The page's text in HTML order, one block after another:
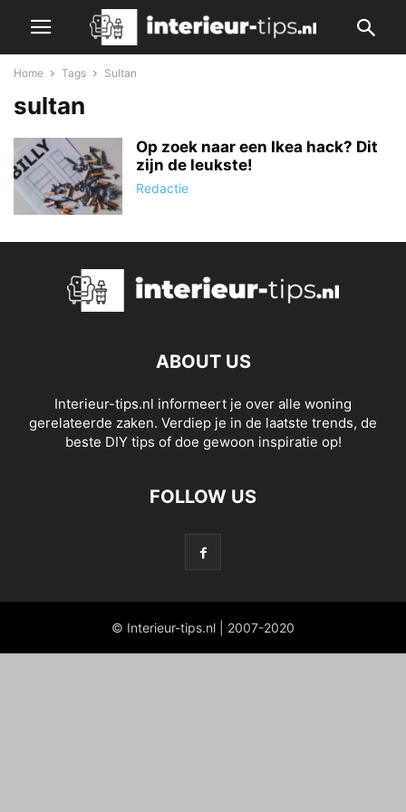
Home Tags Sultan
sultan
Op zoek naar een Ikea hack? Dit
zijn de leukste!
Redactie
ABOUT US
Interieur-tips.nl informeert je over alle woning
gerelateerde zaken. Verdiep je in de laatste trends, de
beste DIY tips of doe gewoon inspiratie op!
FOLLOW US
© Interieur-tips.nl | 2007-2020